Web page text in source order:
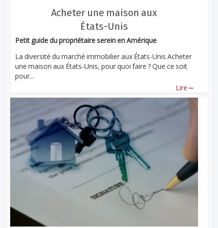
Acheter une maison aux
États-Unis
Petit guide du propriétaire serein en Amérique
La diversité du marché immobilier aux États-Unis Acheter
une maison aux États-Unis, pour quoi faire ? Que ce soit
pour...
Lire ...